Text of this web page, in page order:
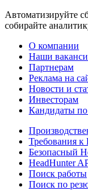
Автоматизируйте
собирайте
О компании
Наши
Партнерам
Реклама на
Новости и
Инвесторам
Кандидаты
Требования
Безопасный
HeadHunter
Поиск работы
Поиск по